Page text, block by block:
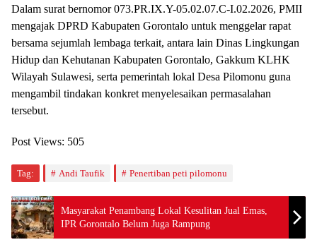
Dalam surat bernomor 073.PR.IX.Y-05.02.07.C-I.02.2026, PMII
mengajak DPRD Kabupaten Gorontalo untuk menggelar rapat
bersama sejumlah lembaga terkait, antara lain Dinas Lingkungan
Hidup dan Kehutanan Kabupaten Gorontalo, Gakkum KLHK
Wilayah Sulawesi, serta pemerintah lokal Desa Pilomonu guna
mengambil tindakan konkret menyelesaikan permasalahan
tersebut.
Post Views: 505
Tag: Andi Taufik Penertiban peti pilomonu
Masyarakat Penambang Lokal Kesulitan Jual Emas,
IPR Gorontalo Belum Juga Rampung